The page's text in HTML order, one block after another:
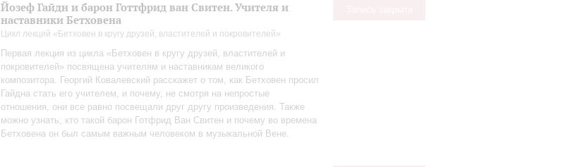
Йозеф Гайдн и барон Готтфрид ван Свитен. Учителя и
наставники Бетховена
Цикл лекций «Бетховен в кругу друзей, властителей и покровителей»
Первая лекция из цикла «Бетховен в кругу друзей, властителей и
покровителей» посвящена учителям и наставникам великого
композитора. Георгий Ковалевский расскажет о том, как Бетховен просил
Гайдна стать его учителем, и почему, не смотря на непростые
отношения, они все равно посвещали друг другу произведения. Также
можно узнать, кто такой барон Готфрид Ван Свитен и почему во времена
Бетховена он был самым важным человеком в музыкальной Вене.